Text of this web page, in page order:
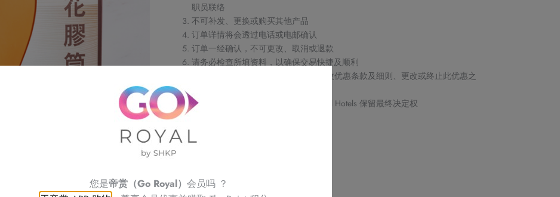
职员联络
不可补发、更换或购买其他产品
订单详情将会透过电话或电邮确认
订单一经确认，不可更改、取消或退款
请务必检查所填资料，以确保交易快捷及顺利
Royal Delights by Royal Hotels 保留修改优惠条款及细则、更改或终止此优惠之
如有任何争议，Royal Delights by Royal Hotels 保留最终决定权
您是帝赏（Go Royal） 会员吗 ？